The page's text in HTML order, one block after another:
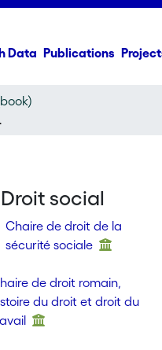
Data Publications
social
Chaire de droit de la
sécurité sociale
de droit romain,
du droit et droit du